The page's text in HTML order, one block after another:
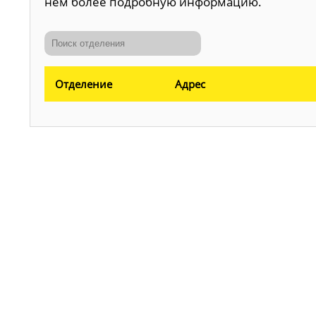
Отделение Адрес